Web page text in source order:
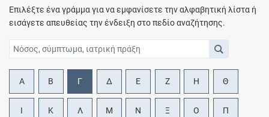
Επιλέξτε ένα γράμμα για να εμφανίσετε την αλφαβητική λίστα ή
εισάγετε απευθείας την ένδειξη στο πεδίο αναζήτησης.
Α Β Γ Δ Ε Ζ Η Θ
Ι Κ Λ Μ Ν Ξ Ο Π